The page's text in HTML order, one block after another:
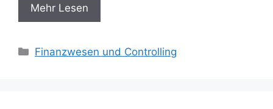
Mehr Lesen
Categories
Finanzwesen und Controlling